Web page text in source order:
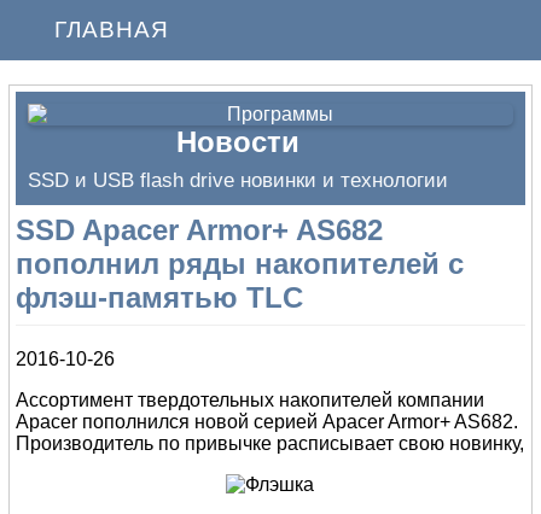
ГЛАВНАЯ
Новости
SSD и USB flash drive новинки и технологии
SSD Apacer Armor+ AS682
пополнил ряды накопителей с
флэш-памятью TLC
2016-10-26
Ассортимент твердотельных накопителей компании
Apacer пополнился новой серией Apacer Armor+ AS682.
Производитель по привычке расписывает свою новинку,